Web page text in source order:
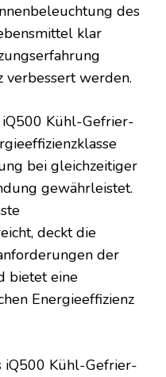
des
klar
verbessert werden.
iQ500 Kühl-Gefrier-
bei gleichzeitiger
gewährleistet.
deckt die
der
bietet eine
Energieeffizienz
iQ500 Kühl-Gefrier-